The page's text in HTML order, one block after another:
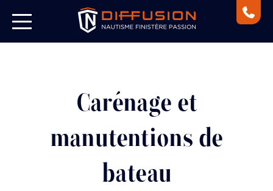
Carénage et
manutentions de
bateau